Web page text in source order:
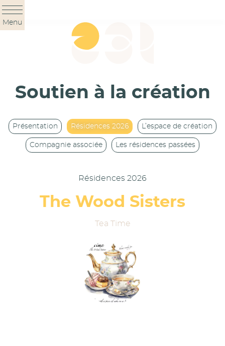
Panneau de gestion des cookies
Menu
Soutien à la création
Présentation Résidences 2026 L’espace de création
Compagnie associée Les résidences passées
Résidences 2026
The Wood Sisters
Tea Time